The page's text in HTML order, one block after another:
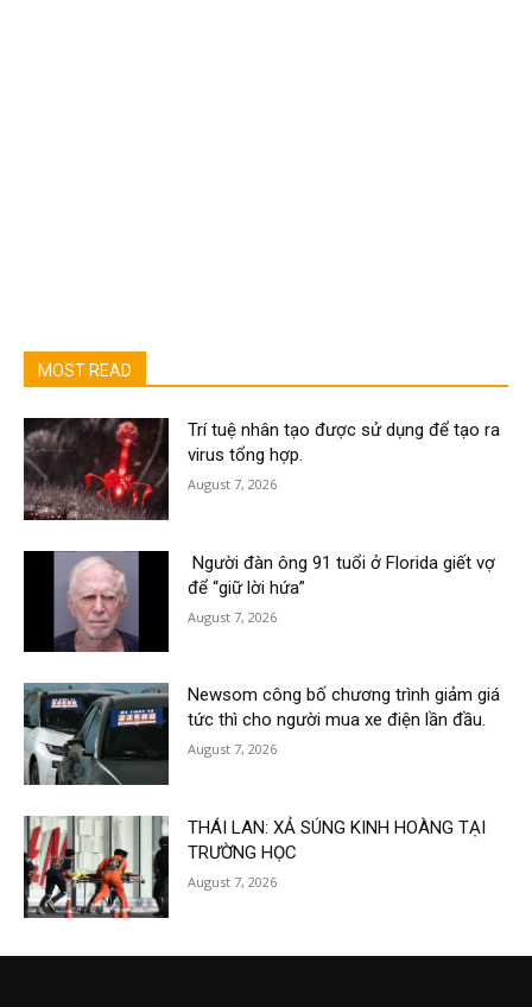
MOST READ
Trí tuệ nhân tạo được sử dụng để tạo ra
virus tổng hợp.
August 7, 2026
Người đàn ông 91 tuổi ở Florida giết vợ
để “giữ lời hứa”
August 7, 2026
Newsom công bố chương trình giảm giá
tức thì cho người mua xe điện lần đầu.
August 7, 2026
THÁI LAN: XẢ SÚNG KINH HOÀNG TẠI
TRƯỜNG HỌC
August 7, 2026